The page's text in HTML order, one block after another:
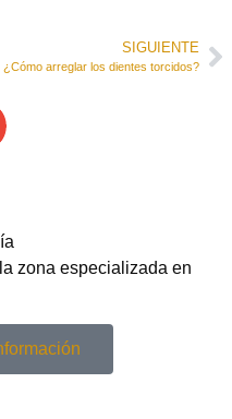
SIGUIENTE
¿Cómo arreglar los dientes torcidos?
zona especializada en